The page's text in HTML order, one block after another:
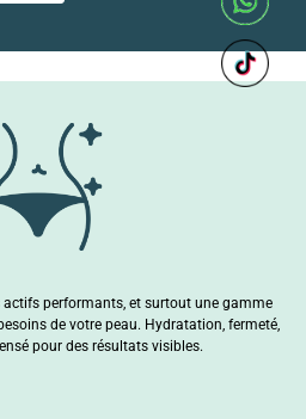
actifs performants, et surtout une gamme
de votre peau. Hydratation, fermeté,
pour des résultats visibles.